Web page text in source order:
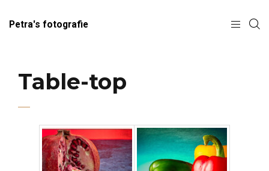
Petra's fotografie
Table-top